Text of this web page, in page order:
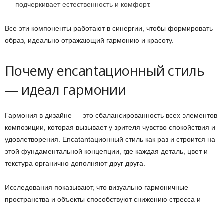
подчеркивает естественность и комфорт.
Все эти компоненты работают в синергии, чтобы формировать
образ, идеально отражающий гармонию и красоту.
Почему encantaционный стиль
— идеал гармонии
Гармония в дизайне — это сбалансированность всех элементов
композиции, которая вызывает у зрителя чувство спокойствия и
удовлетворения. Encatantaционный стиль как раз и строится на
этой фундаментальной концепции, где каждая деталь, цвет и
текстура органично дополняют друг друга.
Исследования показывают, что визуально гармоничные
пространства и объекты способствуют снижению стресса и